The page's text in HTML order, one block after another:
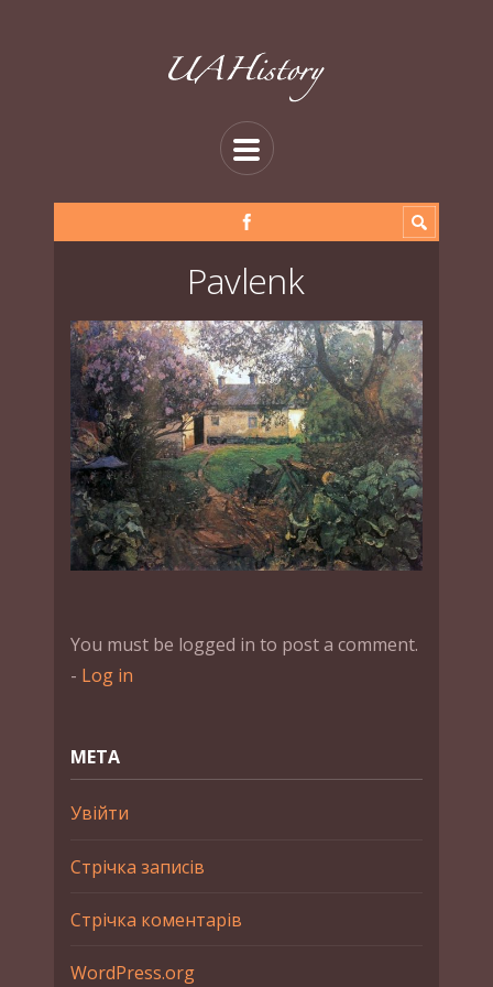
Pavlenk
You must be logged in to post a comment.
- Log in
МЕТА
Увійти
Стрічка записів
Стрічка коментарів
WordPress.org